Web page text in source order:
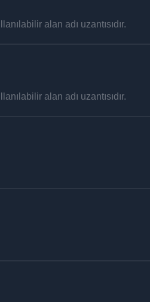
alan adı uzantısıdır.
alan adı uzantısıdır.